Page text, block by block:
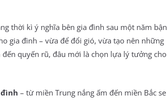
thời kì ý nghĩa bên gia đình sau một năm bận
gia đình – vừa để đổi gió, vừa tạo nên những
quyến rũ, đâu mới là chọn lựa lý tưởng cho
– từ miền Trung nắng ấm đến miền Bắc se